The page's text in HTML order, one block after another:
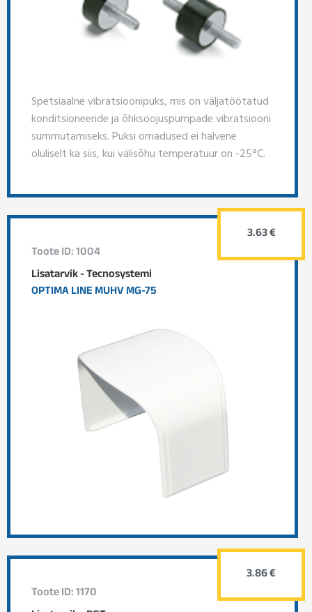
Spetsiaalne vibratsioonipuks, mis on väljatöötatud
konditsioneeride ja õhksoojuspumpade vibratsiooni
summutamiseks. Puksi omadused ei halvene
oluliselt ka siis, kui välisõhu temperatuur on -25°C.
Toote ID: 1004
Lisatarvik - Tecnosystemi
OPTIMA LINE MUHV MG-75
3.63 €
Toote ID: 1170
3.86 €